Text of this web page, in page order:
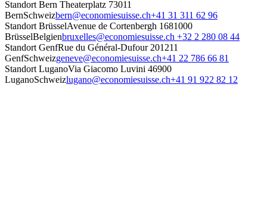
Standort Bern Theaterplatz 73011
BernSchweizbern@economiesuisse.ch+41 31 311 62 96
Standort BrüsselAvenue de Cortenbergh 1681000
BrüsselBelgienbruxelles@economiesuisse.ch +32 2 280 08 44
Standort GenfRue du Général-Dufour 201211
GenfSchweizgeneve@economiesuisse.ch+41 22 786 66 81
Standort LuganoVia Giacomo Luvini 46900
LuganoSchweizlugano@economiesuisse.ch+41 91 922 82 12